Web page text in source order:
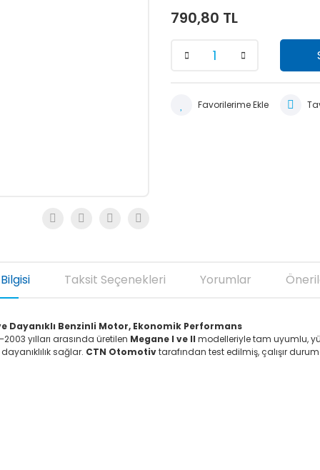
790,80 TL
Taksit Seçenekleri Yorumlar
ve Dayanıklı Benzinli Motor, Ekonomik Performans
yılları arasında üretilen Megane I ve II modelleriyle tam uyumlu,
sağlar. CTN Otomotivtarafından test edilmiş, çalışır